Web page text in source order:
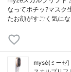
なってポチッ?マスク
たお顔がすごく気に
mysé(ミーゼ)